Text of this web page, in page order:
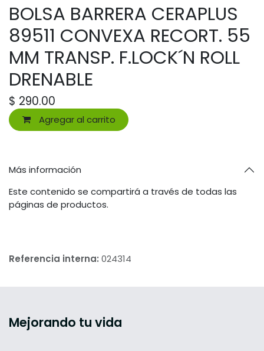
BOLSA BARRERA CERAPLUS
89511 CONVEXA RECORT. 55
MM TRANSP. F.LOCK´N ROLL
DRENABLE
$ 290.00
Agregar al carrito
Más información
Este contenido se compartirá a través de todas las
páginas de productos.
Referencia interna: 024314
Mejorando tu vida